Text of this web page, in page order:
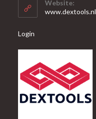
Website:
www.dextools.nl
Login